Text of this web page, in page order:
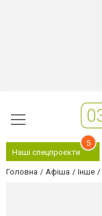
Наші спецпроєкти
5
Головна Афіша Інше